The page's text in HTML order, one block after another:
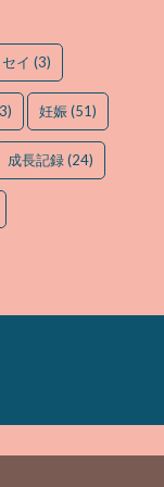
イ (3)
妊娠(51)
成長記録(24)